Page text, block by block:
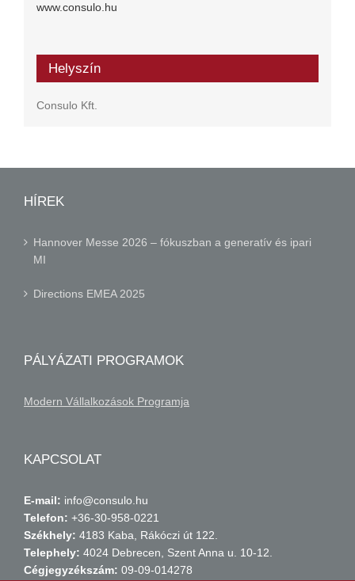
www.consulo.hu
Helyszín
Consulo Kft.
HÍREK
Hannover Messe 2026 – fókuszban a generatív és ipari
MI
Directions EMEA 2025
PÁLYÁZATI PROGRAMOK
Modern Vállalkozások Programja
KAPCSOLAT
E-mail: info@consulo.hu
Telefon: +36-30-958-0221
Székhely: 4183 Kaba, Rákóczi út 122.
Telephely: 4024 Debrecen, Szent Anna u. 10-12.
Cégjegyzékszám: 09-09-014278